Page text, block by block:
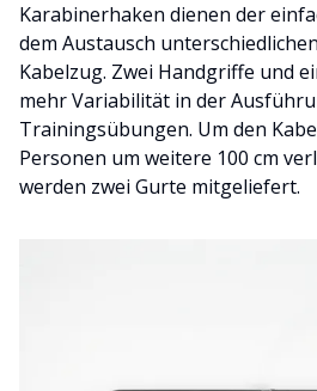
Karabinerhaken dienen der
dem Austausch
Kabelzug. Zwei Handgriffe und
mehr Variabilität in der
Trainingsübungen. Um den
Personen um weitere 100 cm
werden zwei Gurte mitgeliefert.